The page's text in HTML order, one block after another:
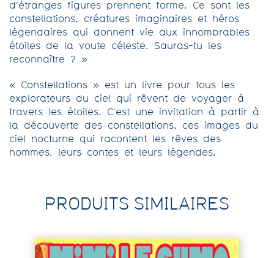
d’étranges figures prennent forme. Ce sont les
constellations, créatures imaginaires et héros
légendaires qui donnent vie aux innombrables
étoiles de la voute céleste. Sauras-tu les
reconnaître ? »
« Constellations » est un livre pour tous les
explorateurs du ciel qui rêvent de voyager à
travers les étoiles. C’est une invitation à partir à
la découverte des constellations, ces images du
ciel nocturne qui racontent les rêves des
hommes, leurs contes et leurs légendes.
PRODUITS SIMILAIRES